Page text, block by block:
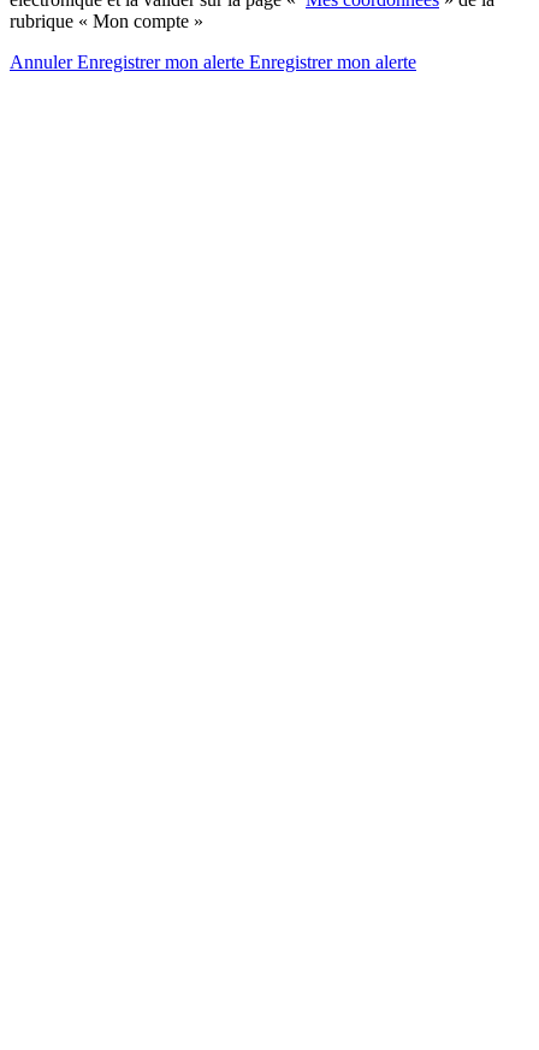
rubrique « Mon compte »
AnnulerEnregistrer mon alerte Enregistrermon alerte